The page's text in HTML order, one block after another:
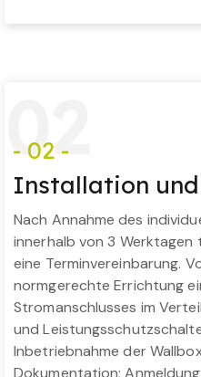
02
- 02 -
Installation
Nach Annahme des
innerhalb von 3
eine Terminvereinbarung.
normgerechte Errichtung
Stromanschlusses im
und
Inbetriebnahme der
Dokumentation;